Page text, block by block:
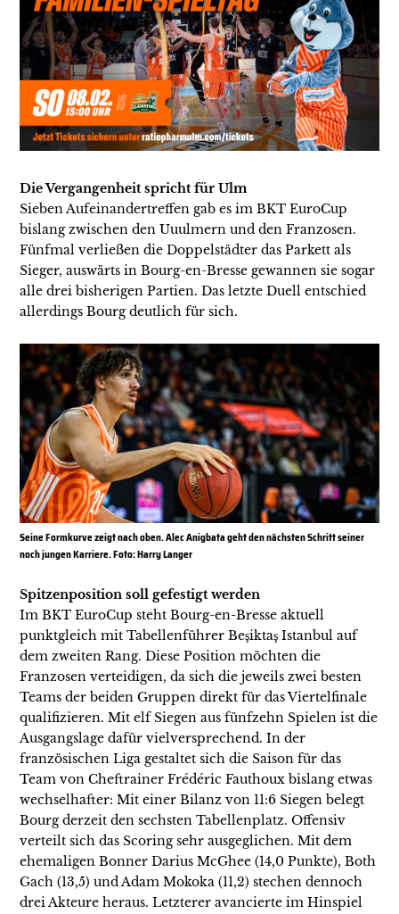
Die Vergangenheit spricht für Ulm
Sieben Aufeinandertreffen gab es im BKT EuroCup
bislang zwischen den Uuulmern und den Franzosen.
Fünfmal verließen die Doppelstädter das Parkett als
Sieger, auswärts in Bourg-en-Bresse gewannen sie sogar
alle drei bisherigen Partien. Das letzte Duell entschied
allerdings Bourg deutlich für sich.
Seine Formkurve zeigt nach oben. Alec Anigbata geht den nächsten Schritt seiner
noch jungen Karriere. Foto: Harry Langer
Spitzenposition soll gefestigt werden
Im BKT EuroCup steht Bourg-en-Bresse aktuell
punktgleich mit Tabellenführer Beşiktaş Istanbul auf
dem zweiten Rang. Diese Position möchten die
Franzosen verteidigen, da sich die jeweils zwei besten
Teams der beiden Gruppen direkt für das Viertelfinale
qualifizieren. Mit elf Siegen aus fünfzehn Spielen ist die
Ausgangslage dafür vielversprechend. In der
französischen Liga gestaltet sich die Saison für das
Team von Cheftrainer Frédéric Fauthoux bislang etwas
wechselhafter: Mit einer Bilanz von 11:6 Siegen belegt
Bourg derzeit den sechsten Tabellenplatz. Offensiv
verteilt sich das Scoring sehr ausgeglichen. Mit dem
ehemaligen Bonner Darius McGhee (14,0 Punkte), Both
Gach (13,5) und Adam Mokoka (11,2) stechen dennoch
drei Akteure heraus. Letzterer avancierte im Hinspiel